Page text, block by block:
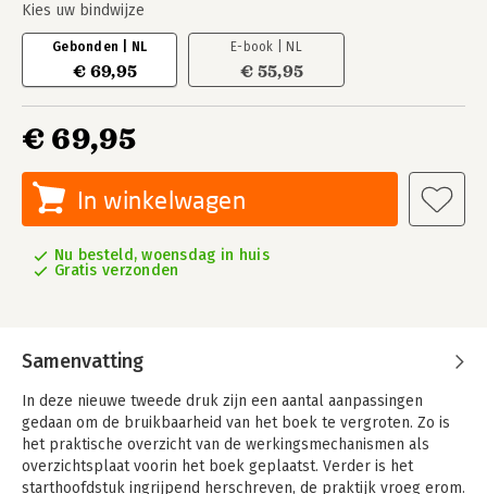
Kies uw bindwijze
Gebonden | NL
€ 69,95
E-book | NL
€ 55,95
€ 69,95
In winkelwagen
Nu besteld, woensdag in huis
Gratis verzonden
Samenvatting
In deze nieuwe tweede druk zijn een aantal aanpassingen
gedaan om de bruikbaarheid van het boek te vergroten. Zo is
het praktische overzicht van de werkingsmechanismen als
overzichtsplaat voorin het boek geplaatst. Verder is het
starthoofdstuk ingrijpend herschreven, de praktijk vroeg erom.